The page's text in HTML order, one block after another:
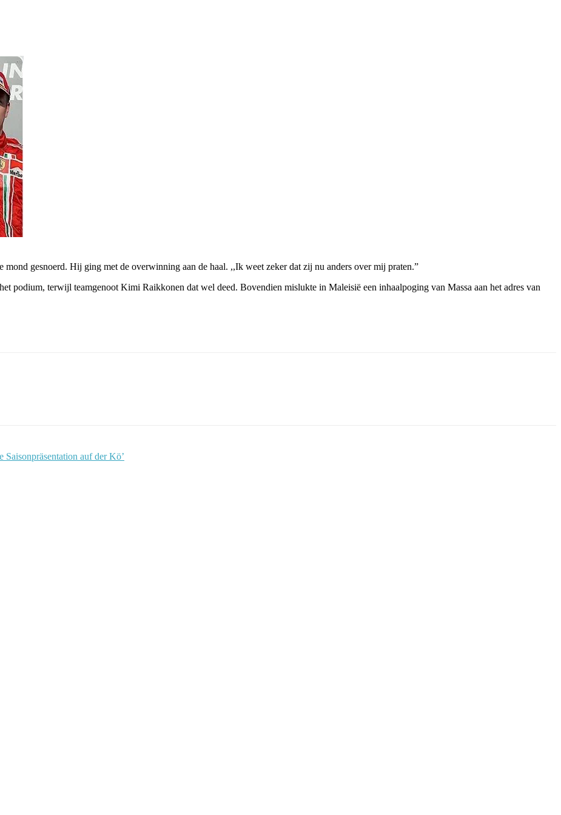
gesnoerd. Hij ging met de overwinning aan de haal. ,,Ik weet zeker dat zij nu anders over mij praten.”
podium, terwijl teamgenoot Kimi Raikkonen dat wel deed. Bovendien mislukte in Maleisië een inhaalpoging van Massa aan het adres van
auf der Kö’